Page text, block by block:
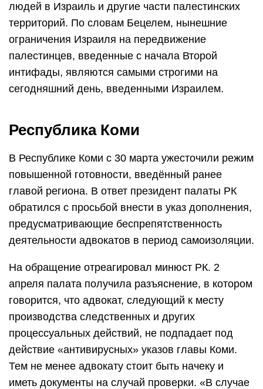
людей в Израиль и другие части палестинских
территорий. По словам Бецелем, нынешние
ограничения Израиля на передвижение
палестинцев, введенные с начала Второй
интифады, являются самыми строгими на
сегодняшний день, введенными Израилем.
Республика Коми
В Республике Коми с 30 марта ужесточили режим
повышенной готовности, введённый ранее
главой региона. В ответ президент палаты РК
обратился с просьбой внести в указ дополнения,
предусматривающие беспрепятственность
деятельности адвокатов в период самоизоляции.
На обращение отреагировал минюст РК. 2
апреля палата получила разъяснение, в котором
говорится, что адвокат, следующий к месту
производства следственных и других
процессуальных действий, не подпадает под
действие «антивирусных» указов главы Коми.
Тем не менее адвокату стоит быть начеку и
иметь документы на случай проверки. «В случае